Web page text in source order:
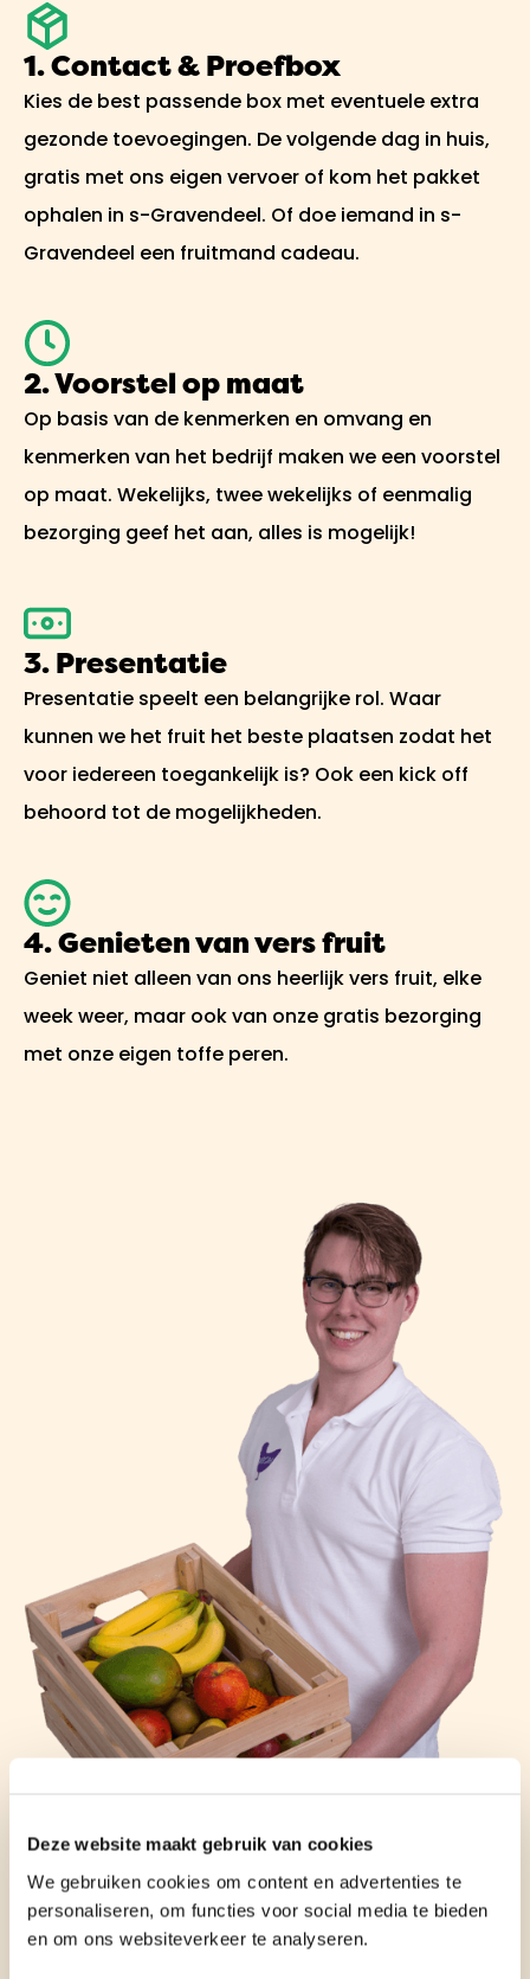
Deze website maakt gebruik van cookies
We gebruiken cookies om content en advertenties te
personaliseren, om functies voor social media te bieden
en om ons websiteverkeer te analyseren.
1. Contact & Proefbox
Kies de best passende box met eventuele extra
gezonde toevoegingen. De volgende dag in huis,
gratis met ons eigen vervoer of kom het pakket
ophalen in s-Gravendeel. Of doe iemand in s-
Gravendeel een fruitmand cadeau.
2. Voorstel op maat
Op basis van de kenmerken en omvang en
kenmerken van het bedrijf maken we een voorstel
op maat. Wekelijks, twee wekelijks of eenmalig
bezorging geef het aan, alles is mogelijk!
3. Presentatie
Presentatie speelt een belangrijke rol. Waar
kunnen we het fruit het beste plaatsen zodat het
voor iedereen toegankelijk is? Ook een kick off
behoord tot de mogelijkheden.
4. Genieten van vers fruit
Geniet niet alleen van ons heerlijk vers fruit, elke
week weer, maar ook van onze gratis bezorging
met onze eigen toffe peren.
Gratis proefbox in